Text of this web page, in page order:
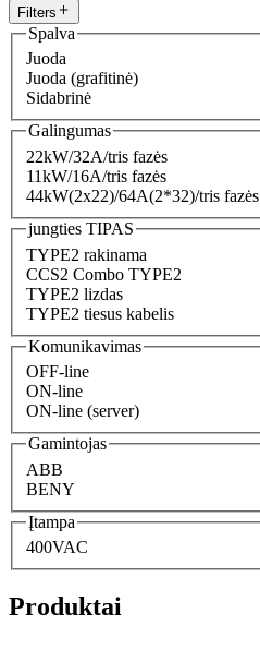
Filters
Spalva
Juoda
Juoda (grafitinė)
Sidabrinė
Galingumas
22kW/32A/tris fazės
11kW/16A/tris fazės
44kW(2x22)/64A(2*32)/tris fazės
jungties TIPAS
TYPE2 rakinama
CCS2 Combo TYPE2
TYPE2 lizdas
TYPE2 tiesus kabelis
Komunikavimas
OFF-line
ON-line
ON-line (server)
Gamintojas
ABB
BENY
Įtampa
400VAC
Produktai